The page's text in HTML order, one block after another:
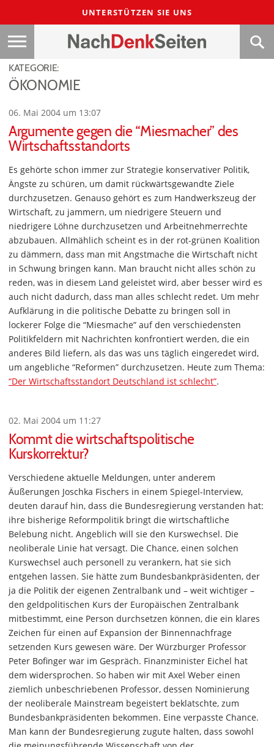
UNTERSTÜTZEN SIE UNS
KATEGORIE:
ÖKONOMIE
06. Mai 2004 um 13:07
Argumente gegen die “Miesmacher” des
Wirtschaftsstandorts
Es gehörte schon immer zur Strategie konservativer Politik,
Ängste zu schüren, um damit rückwärtsgewandte Ziele
durchzusetzen. Genauso gehört es zum Handwerkszeug der
Wirtschaft, zu jammern, um niedrigere Steuern und
niedrigere Löhne durchzusetzen und Arbeitnehmerrechte
abzubauen. Allmählich scheint es in der rot-grünen Koalition
zu dämmern, dass man mit Angstmache die Wirtschaft nicht
in Schwung bringen kann. Man braucht nicht alles schön zu
reden, was in diesem Land geleistet wird, aber besser wird es
auch nicht dadurch, dass man alles schlecht redet. Um mehr
Aufklärung in die politische Debatte zu bringen soll in
lockerer Folge die “Miesmache” auf den verschiedensten
Politikfeldern mit Nachrichten konfrontiert werden, die ein
anderes Bild liefern, als das was uns täglich eingeredet wird,
um angebliche “Reformen” durchzusetzen. Heute zum Thema:
“Der Wirtschaftsstandort Deutschland ist schlecht”.
02. Mai 2004 um 11:27
Kommt die wirtschaftspolitische
Kurskorrektur?
Verschiedene aktuelle Meldungen, unter anderem
Äußerungen Joschka Fischers in einem Spiegel-Interview,
deuten darauf hin, dass die Bundesregierung verstanden hat:
ihre bisherige Reformpolitik bringt die wirtschaftliche
Belebung nicht. Angeblich will sie den Kurswechsel. Die
neoliberale Linie hat versagt. Die Chance, einen solchen
Kurswechsel auch personell zu verankern, hat sie sich
entgehen lassen. Sie hätte zum Bundesbankpräsidenten, der
ja die Politik der eigenen Zentralbank und – weit wichtiger –
den geldpolitischen Kurs der Europäischen Zentralbank
mitbestimmt, eine Person durchsetzen können, die ein klares
Zeichen für einen auf Expansion der Binnennachfrage
setzenden Kurs gewesen wäre. Der Würzburger Professor
Peter Bofinger war im Gespräch. Finanzminister Eichel hat
dem widersprochen. So haben wir mit Axel Weber einen
ziemlich unbeschriebenen Professor, dessen Nominierung
der neoliberale Mainstream begeistert beklatschte, zum
Bundesbankpräsidenten bekommen. Eine verpasste Chance.
Man kann der Bundesregierung zugute halten, dass sowohl